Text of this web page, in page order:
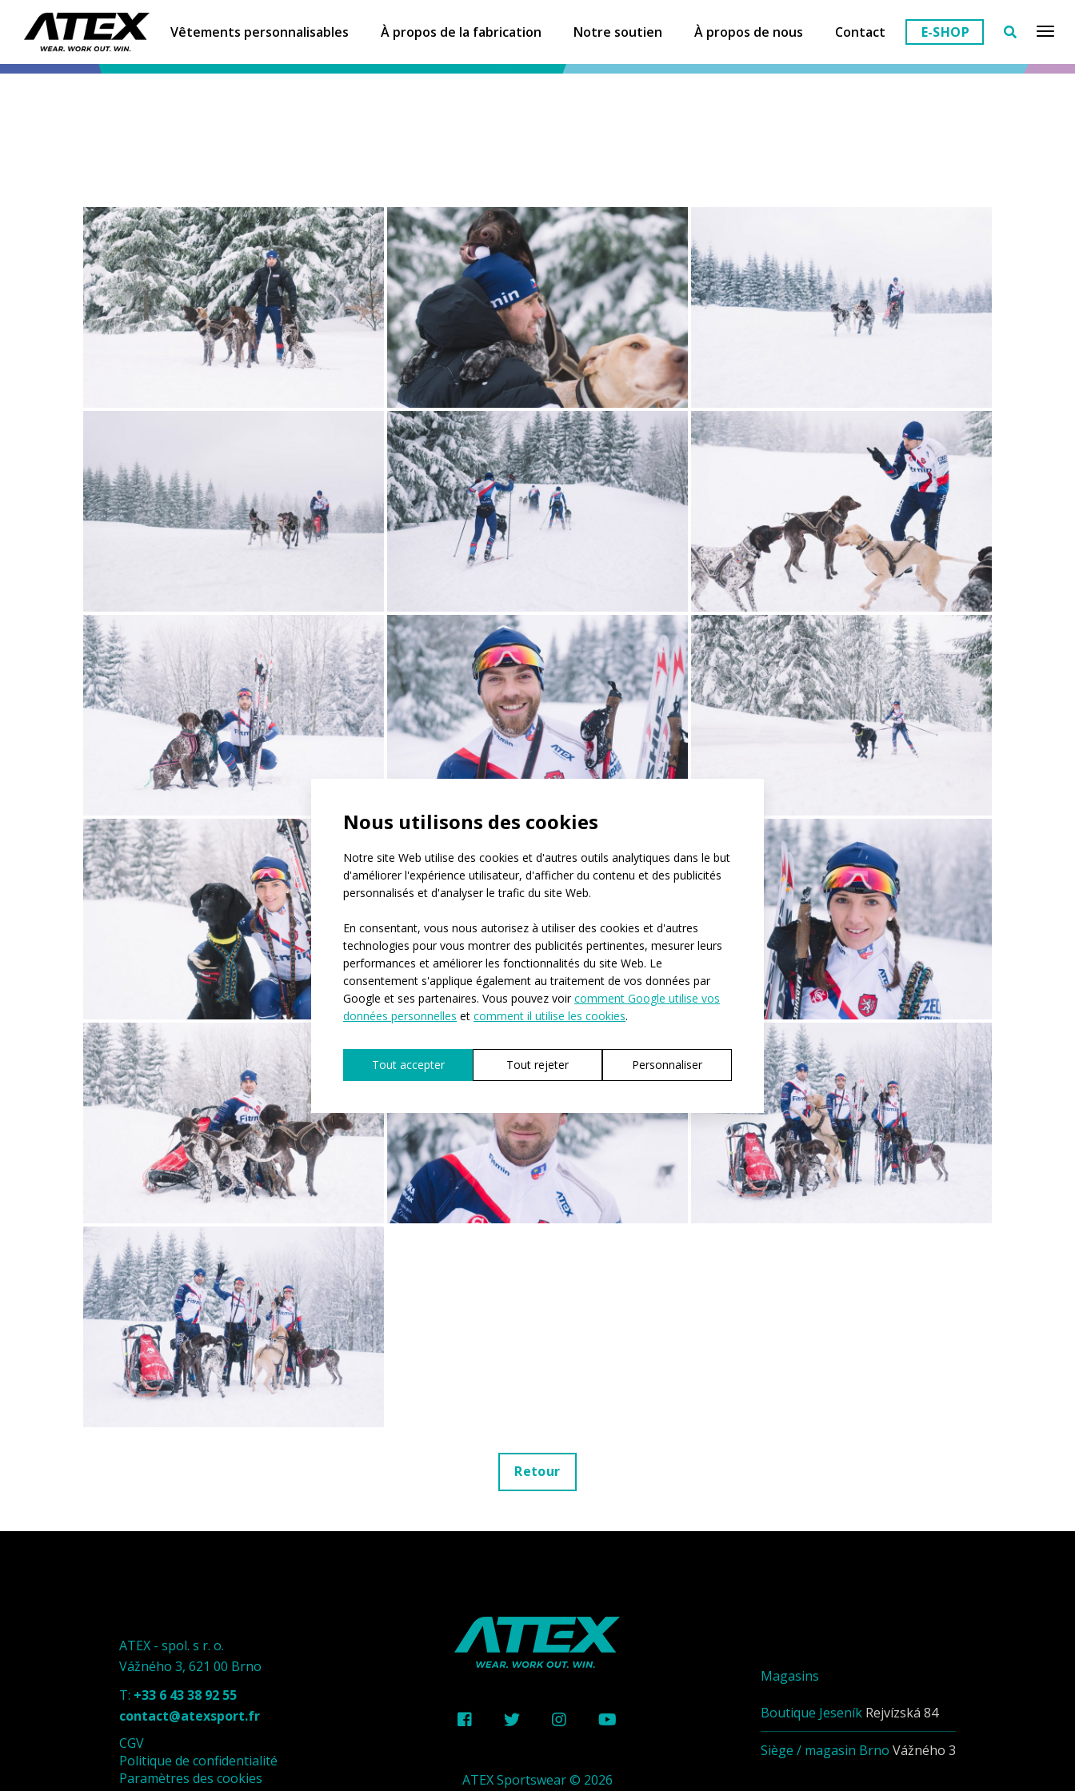
Nous utilisons des cookies
Notre site Web utilise des cookies et d'autres outils analytiques dans le but
d'améliorer l'expérience utilisateur, d'afficher du contenu et des publicités
personnalisés et d'analyser le trafic du site Web.
En consentant, vous nous autorisez à utiliser des cookies et d'autres
technologies pour vous montrer des publicités pertinentes, mesurer leurs
performances et améliorer les fonctionnalités du site Web. Le
consentement s'applique également au traitement de vos données par
Google et ses partenaires. Vous pouvez voircomment Google utilise vos
données personnelles et comment il utilise les cookies.
Tout accepter Tout rejeter Personnaliser
Vêtements personnalisables À propos de la fabrication Notre soutien À propos de nous Contact E-SHOP
Retour
ATEX Sportswear © 2026
ATEX - spol. s r. o.
Vážného 3, 621 00 Brno
T: +33 6 43 38 92 55
contact@atexsport.fr
CGV
Politique de confidentialité
Paramètres des cookies
Magasins
Boutique Jeseník Rejvízská 84
Siège / magasin Brno Vážného 3